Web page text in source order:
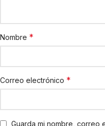
Nombre *
Correo electrónico *
Guarda mi nombre, correo